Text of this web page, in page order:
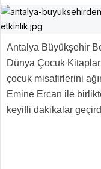
Antalya Büyükşehir
Dünya Çocuk
çocuk misafirlerini
Emine Ercan ile
keyifli dakikalar